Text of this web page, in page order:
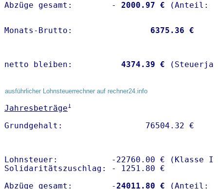
Abzüge gesamt:        -
2000.97 €
Monats-Brutto: 6375.36 €
netto bleiben: 4374.39 €
ausführlicher Lohnsteuerrechner auf rechner24.info
Jahresbeträge1
Lohnsteuer:           -22760.00 € (Klasse I)
Solidaritätszuschlag: - 1251.80 €
Abzüge gesamt:        -24011.80 €